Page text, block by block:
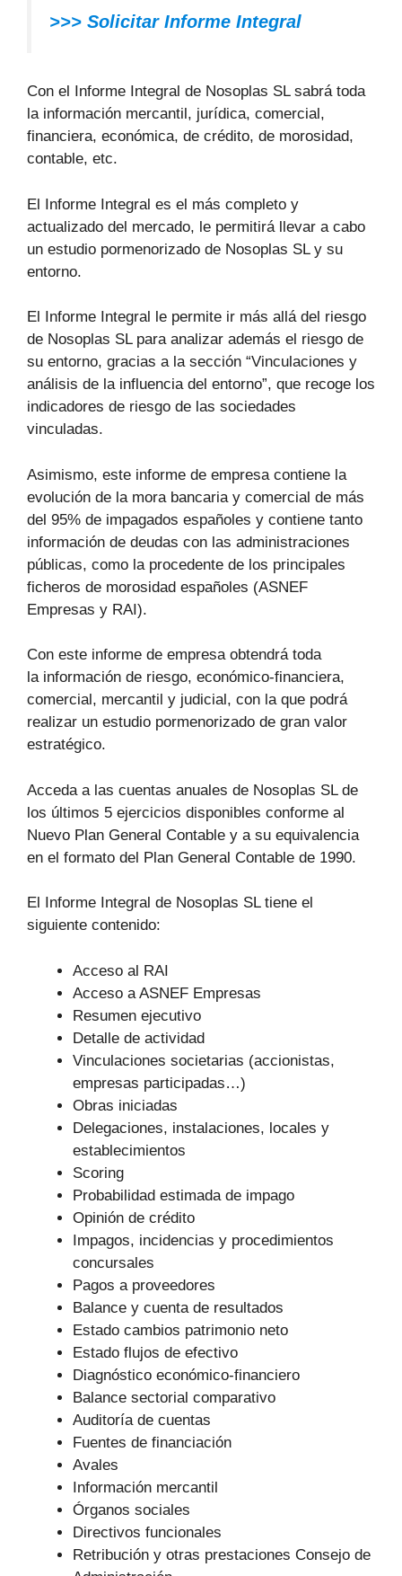
>>> Solicitar Informe Integral
Con el Informe Integral de Nosoplas SL sabrá toda
la información mercantil, jurídica, comercial,
financiera, económica, de crédito, de morosidad,
contable, etc.
El Informe Integral es el más completo y
actualizado del mercado, le permitirá llevar a cabo
un estudio pormenorizado de Nosoplas SL y su
entorno.
El Informe Integral le permite ir más allá del riesgo
de Nosoplas SL para analizar además el riesgo de
su entorno, gracias a la sección “Vinculaciones y
análisis de la influencia del entorno”, que recoge los
indicadores de riesgo de las sociedades
vinculadas.
Asimismo, este informe de empresa contiene la
evolución de la mora bancaria y comercial de más
del 95% de impagados españoles y contiene tanto
información de deudas con las administraciones
públicas, como la procedente de los principales
ficheros de morosidad españoles (ASNEF
Empresas y RAI).
Con este informe de empresa obtendrá toda
la información de riesgo, económico-financiera,
comercial, mercantil y judicial, con la que podrá
realizar un estudio pormenorizado de gran valor
estratégico.
Acceda a las cuentas anuales de Nosoplas SL de
los últimos 5 ejercicios disponibles conforme al
Nuevo Plan General Contable y a su equivalencia
en el formato del Plan General Contable de 1990.
El Informe Integral de Nosoplas SL tiene el
siguiente contenido:
Acceso al RAI
Acceso a ASNEF Empresas
Resumen ejecutivo
Detalle de actividad
Vinculaciones societarias (accionistas,
empresas participadas…)
Obras iniciadas
Delegaciones, instalaciones, locales y
establecimientos
Scoring
Probabilidad estimada de impago
Opinión de crédito
Impagos, incidencias y procedimientos
concursales
Pagos a proveedores
Balance y cuenta de resultados
Estado cambios patrimonio neto
Estado flujos de efectivo
Diagnóstico económico-financiero
Balance sectorial comparativo
Auditoría de cuentas
Fuentes de financiación
Avales
Información mercantil
Órganos sociales
Directivos funcionales
Retribución y otras prestaciones Consejo de